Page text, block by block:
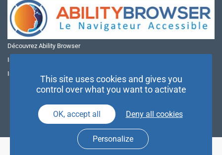
Découvrez Ability Browser
Installer Ability Browser sur Windows
Installer Ability Browser sur Mac
This site uses cookies and gives you
control over what you want to activate
OK, accept all Deny all cookies
Personalize